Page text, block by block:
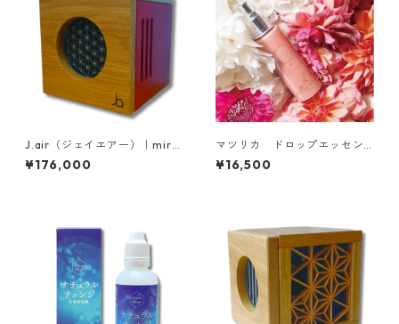
J.air（ジェイエアー）｜miro
9（ミロク）
¥176,000
マツリカ ドロップエッセン
ス
¥16,500